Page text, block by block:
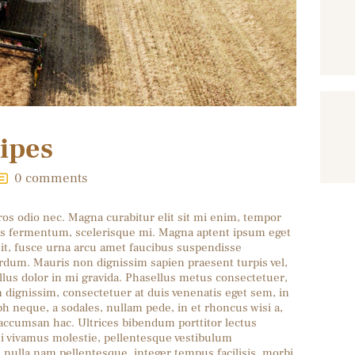
0 comments
odio nec. Magna curabitur elit sit mi enim, tempor
fermentum, scelerisque mi. Magna aptent ipsum eget
fusce urna arcu amet faucibus suspendisse
Mauris non dignissim sapien praesent turpis vel,
dolor in mi gravida. Phasellus metus consectetuer,
consectetuer at duis venenatis eget sem, in
neque, a sodales, nullam pede, in et rhoncus wisi a,
hac. Ultrices bibendum porttitor lectus
vivamus molestie, pellentesque vestibulum